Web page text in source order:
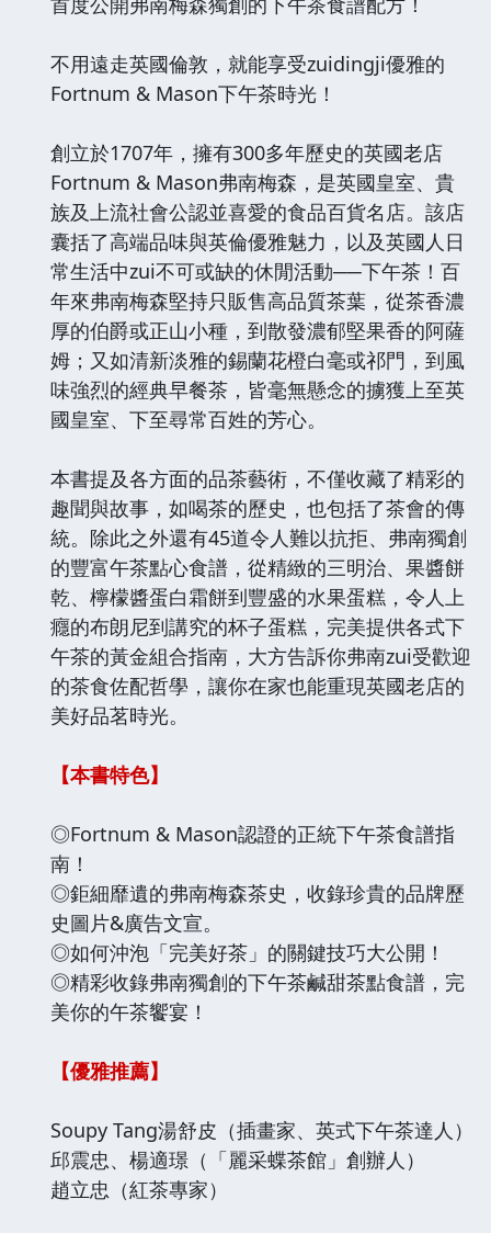
不用遠走英國倫敦，就能享受zuidingji優雅的
Fortnum & Mason下午茶時光！
創立於1707年，擁有300多年歷史的英國老店
Fortnum & Mason弗南梅森，是英國皇室、貴
族及上流社會公認並喜愛的食品百貨名店。該店
囊括了高端品味與英倫優雅魅力，以及英國人日
常生活中zui不可或缺的休閒活動──下午茶！百
年來弗南梅森堅持只販售高品質茶葉，從茶香濃
厚的伯爵或正山小種，到散發濃郁堅果香的阿薩
姆；又如清新淡雅的錫蘭花橙白毫或祁門，到風
味強烈的經典早餐茶，皆毫無懸念的擄獲上至英
國皇室、下至尋常百姓的芳心。
本書提及各方面的品茶藝術，不僅收藏了精彩的
趣聞與故事，如喝茶的歷史，也包括了茶會的傳
統。除此之外還有45道令人難以抗拒、弗南獨創
的豐富午茶點心食譜，從精緻的三明治、果醬餅
乾、檸檬醬蛋白霜餅到豐盛的水果蛋糕，令人上
癮的布朗尼到講究的杯子蛋糕，完美提供各式下
午茶的黃金組合指南，大方告訴你弗南zui受歡迎
的茶食佐配哲學，讓你在家也能重現英國老店的
美好品茗時光。
【本書特色】
◎Fortnum & Mason認證的正統下午茶食譜指
南！
◎鉅細靡遺的弗南梅森茶史，收錄珍貴的品牌歷
史圖片&廣告文宣。
◎如何沖泡「完美好茶」的關鍵技巧大公開！
◎精彩收錄弗南獨創的下午茶鹹甜茶點食譜，完
美你的午茶饗宴！
【優雅推薦】
Soupy Tang湯舒皮（插畫家、英式下午茶達人）
邱震忠、楊適璟（「麗采蝶茶館」創辦人）
趙立忠（紅茶專家）